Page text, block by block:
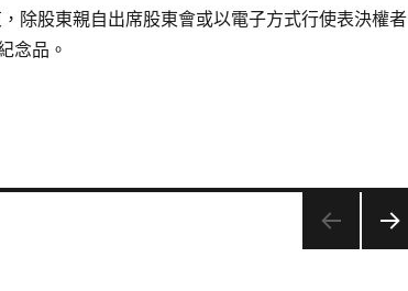
除股東親自出席股東會或以電子方式行使表決權者
念品。